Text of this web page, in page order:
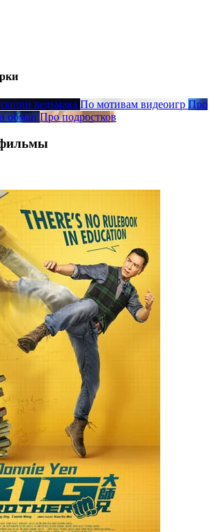
ведьмака По мотивам видеоигр Про
обман Про подростков